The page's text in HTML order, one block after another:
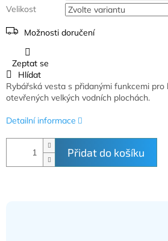
Velikost
Možnosti doručení
Přidat do košíku
Rybářská vesta s přidanými funkcemi
otevřených velkých vodních plochách.
Detailní informace
Zeptat se
Hlídat